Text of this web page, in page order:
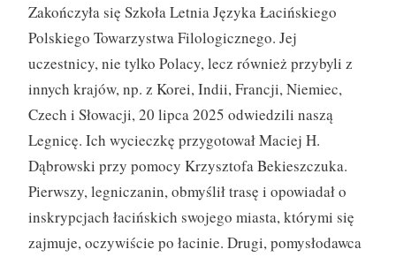
Zakończyła się Szkoła Letnia Języka Łacińskiego
Polskiego Towarzystwa Filologicznego. Jej
uczestnicy, nie tylko Polacy, lecz również przybyli z
innych krajów, np. z Korei, Indii, Francji, Niemiec,
Czech i Słowacji, 20 lipca 2025 odwiedzili naszą
Legnicę. Ich wycieczkę przygotował Maciej H.
Dąbrowski przy pomocy Krzysztofa Bekieszczuka.
Pierwszy, legniczanin, obmyślił trasę i opowiadał o
inskrypcjach łacińskich swojego miasta, którymi się
zajmuje, oczywiście po łacinie. Drugi, pomysłodawca